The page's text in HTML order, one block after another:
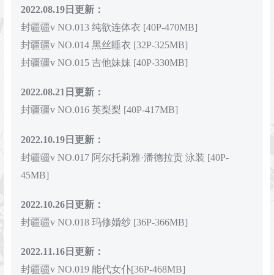
2022.08.19日更新：
封疆疆v NO.013 纯欲连体衣 [40P-470MB]
封疆疆v NO.014 黑丝睡衣 [32P-325MB]
封疆疆v NO.015 吉他妹妹 [40P-330MB]
2022.08.21日更新：
封疆疆v NO.016 英梨梨 [40P-417MB]
2022.10.19日更新：
封疆疆v NO.017 阿尔托莉雅·潘德拉贡 泳装 [40P-
45MB]
2022.10.26日更新：
封疆疆v NO.018 玛修婚纱 [36P-366MB]
2022.11.16日更新：
封疆疆v NO.019 能代女仆[36P-468MB]